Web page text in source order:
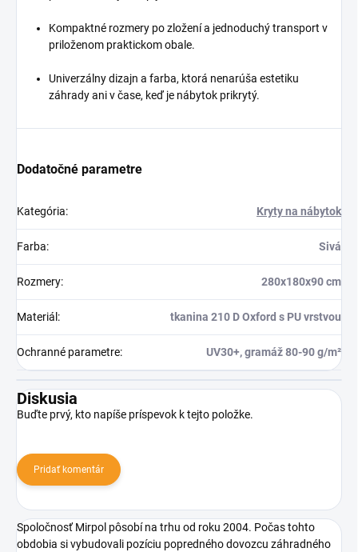
Kompaktné rozmery po zložení a jednoduchý transport v
priloženom praktickom obale.
Univerzálny dizajn a farba, ktorá nenarúša estetiku
záhrady ani v čase, keď je nábytok prikrytý.
Dodatočné parametre
Kategória: Kryty na nábytok
Farba: Sivá
Rozmery: 280x180x90 cm
Materiál : tkanina 210 D Oxford s PU vrstvou
Ochranné parametre: UV30+, gramáž 80-90 g/m²
Diskusia
Buďte prvý, kto napíše príspevok k tejto položke.
Pridať komentár
Spoločnosť Mirpol pôsobí na trhu od roku 2004. Počas tohto
obdobia si vybudovali pozíciu popredného dovozcu záhradného